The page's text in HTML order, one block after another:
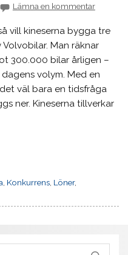
Lämna en kommentar
vill kineserna bygga tre
Man räknar
300.000 bilar årligen –
volym. Med en
väl bara en tidsfråga
ner. Kineserna tillverkar
Konkurrens Löner,